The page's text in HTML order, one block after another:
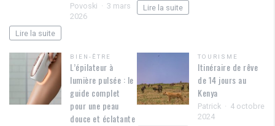
Povoski
3 mars
2026
Lire la suite
Lire la suite
BIEN-ÊTRE
L’épilateur à
lumière pulsée : le
guide complet
pour une peau
douce et éclatante
TOURISME
Itinéraire de rêve
de 14 jours au
Kenya
Patrick
4 octobre
2024